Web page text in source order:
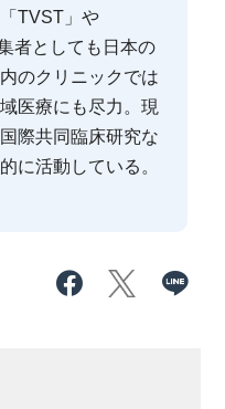
TVST」や
者としても日本の
のクリニックでは
医療にも尽力。現
際共同臨床研究な
に活動している。